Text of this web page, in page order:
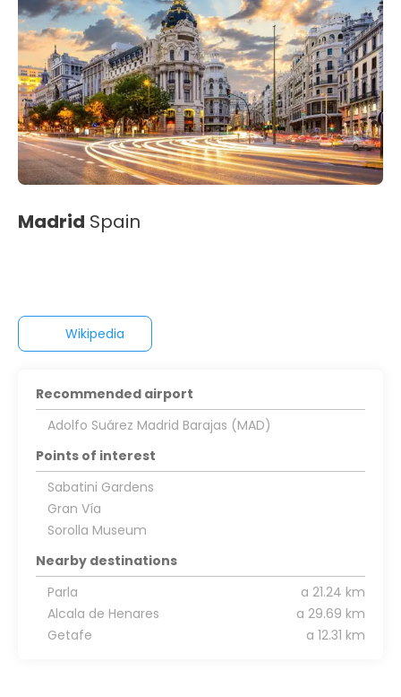
Madrid Spain
Wikipedia
Recommended airport
Adolfo Suárez Madrid Barajas (MAD)
Points of interest
Sabatini Gardens
Gran Vía
Sorolla Museum
Nearby destinations
Parla
a 21.24 km
Alcala de Henares
a 29.69 km
Getafe
a 12.31 km